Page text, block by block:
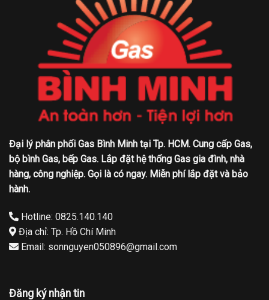
Đại lý phân phối Gas Bình Minh tại Tp. HCM. Cung cấp Gas,
bộ bình Gas, bếp Gas. Lắp đặt hệ thống Gas gia đình, nhà
hàng, công nghiệp. Gọi là có ngay. Miễn phí lắp đặt và bảo
hành.
Hotline: 0825.140.140
Địa chỉ: Tp. Hồ Chí Minh
Email: sonnguyen050896@gmail.com
Đăng ký nhận tin